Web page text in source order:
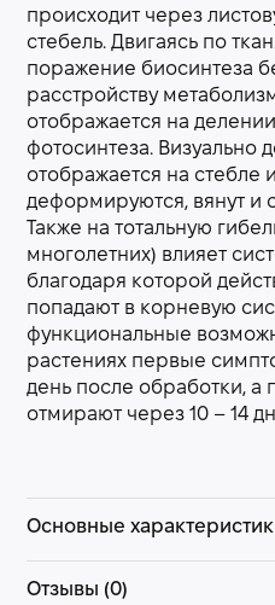
происходит через
стебель. Двигаясь по
поражение биосинтеза
расстройству
отображается на
фотосинтеза. Визуально
отображается на стебле
деформируются, вянут и
Также на тотальную
многолетних) влияет
благодаря которой
попадают в корневую
функциональные
растениях первые
день после обработки, а
отмирают через 10 – 14
Основные
Отзывы (0)